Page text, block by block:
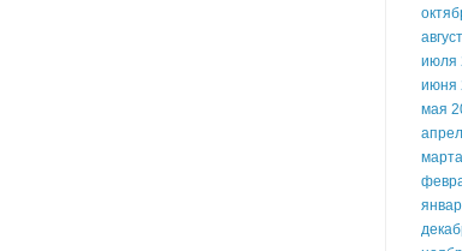
июля
июня
мая